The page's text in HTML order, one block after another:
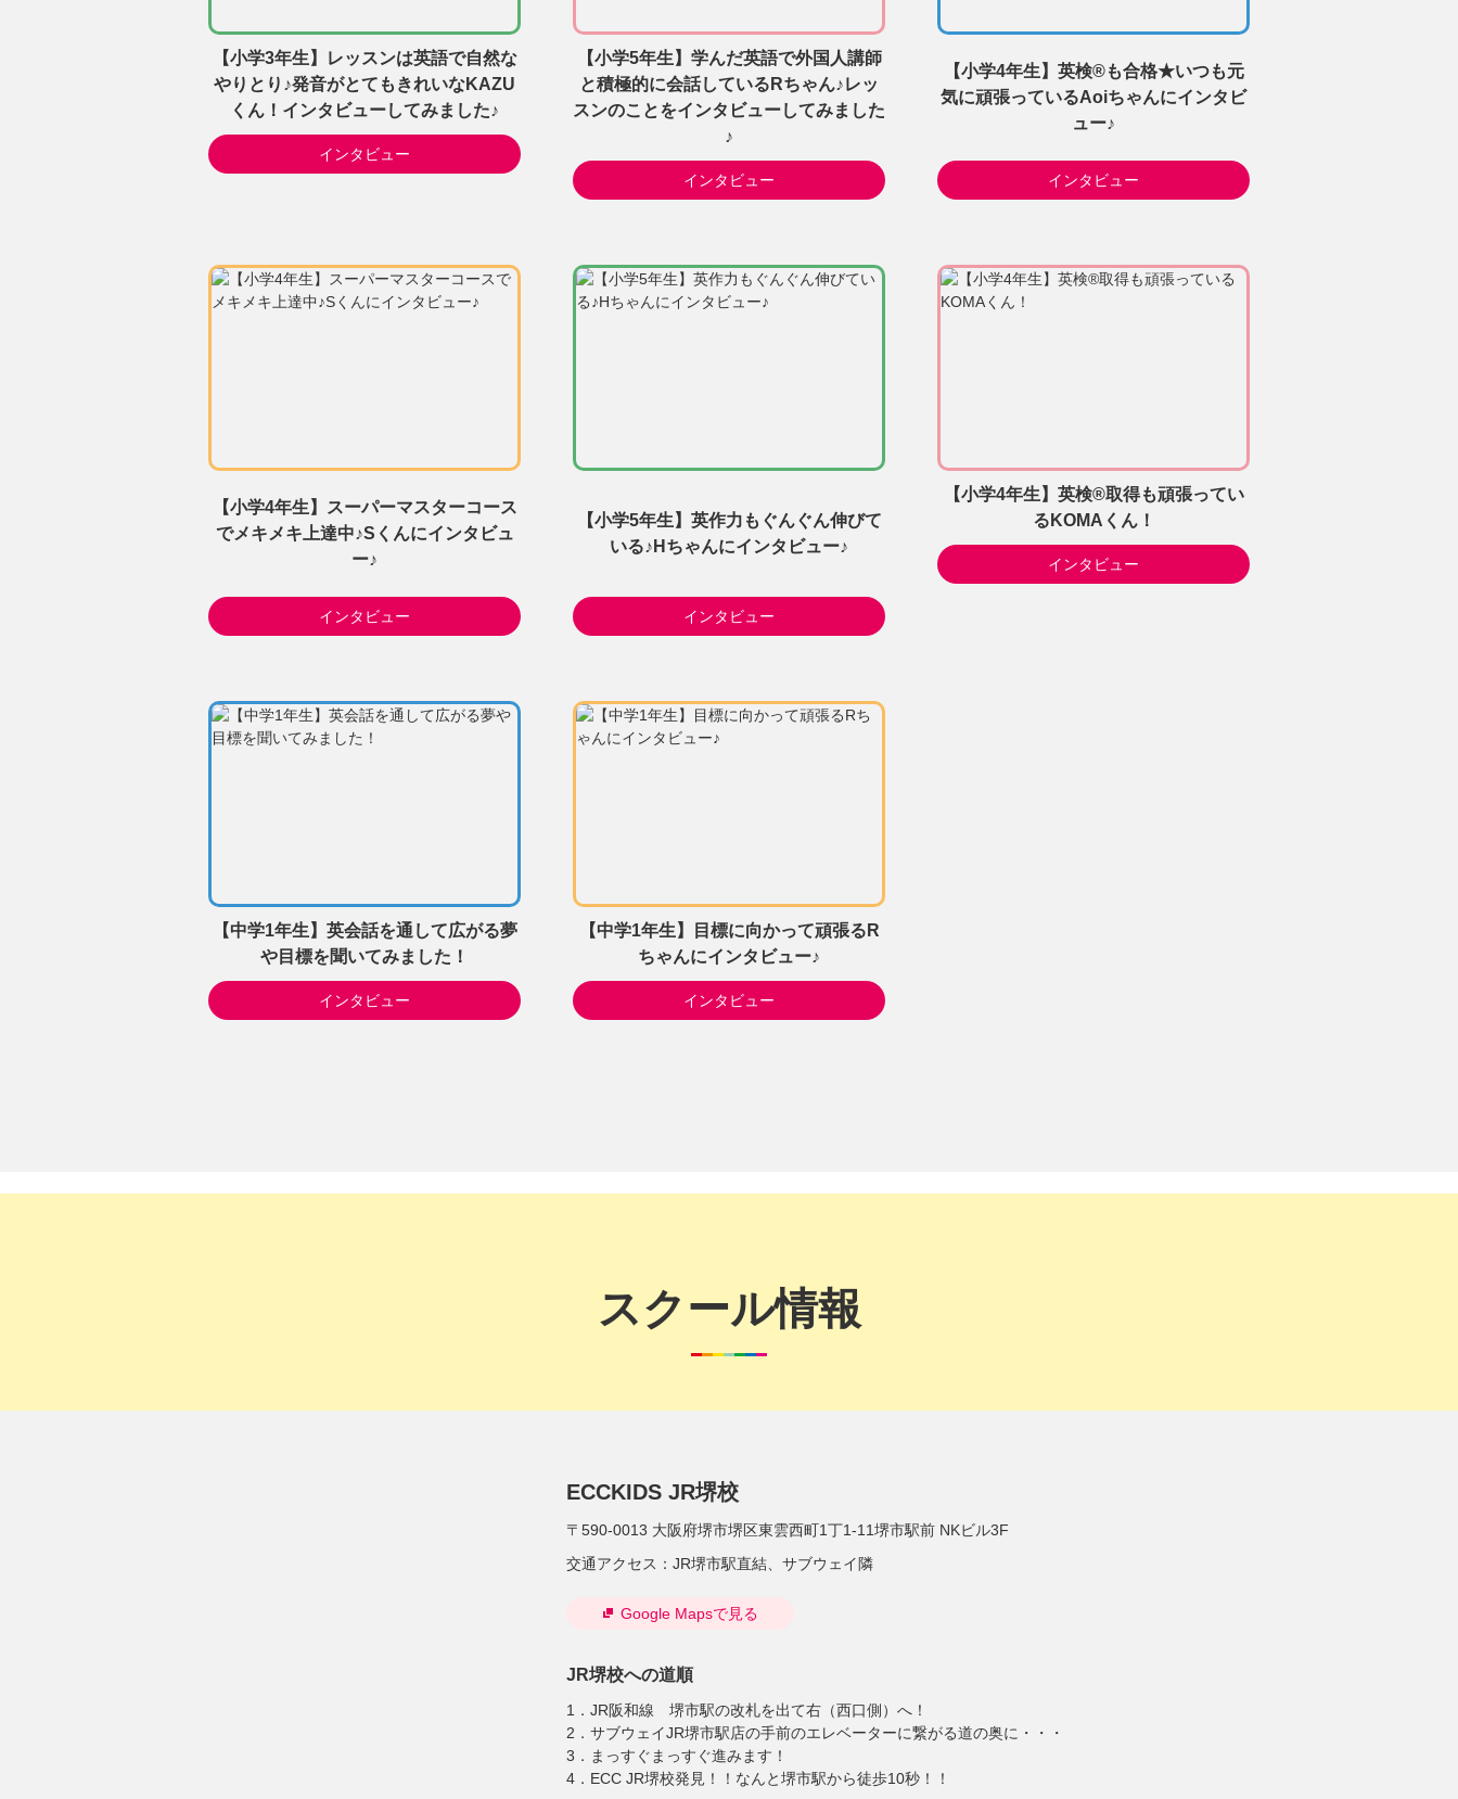
【小学3年生】レッスンは英語で自然な
やりとり♪発音がとてもきれいなKAZU
くん！インタビューしてみました♪
インタビュー
【小学5年生】学んだ英語で外国人講師
と積極的に会話しているRちゃん♪レッ
スンのことをインタビューしてみました
♪
インタビュー
【小学4年生】英検®も合格★いつも元
気に頑張っているAoiちゃんにインタビ
ュー♪
インタビュー
【小学4年生】スーパーマスターコース
でメキメキ上達中♪Sくんにインタビュ
ー♪
インタビュー
【小学5年生】英作力もぐんぐん伸びて
いる♪Hちゃんにインタビュー♪
インタビュー
【小学4年生】英検®取得も頑張ってい
るKOMAくん！
インタビュー
【中学1年生】英会話を通して広がる夢
や目標を聞いてみました！
インタビュー
【中学1年生】目標に向かって頑張るR
ちゃんにインタビュー♪
インタビュー
スクール情報
ECCKIDS JR堺校
〒590-0013 大阪府堺市堺区東雲西町1丁1-11堺市駅前 NKビル3F
交通アクセス： JR堺市駅直結、サブウェイ隣
Google Mapsで見る
JR堺校への道順
1．JR阪和線 堺市駅の改札を出て右（西口側）へ！
2．サブウェイJR堺市駅店の手前のエレベーターに繋がる道の奥に・・・
3．まっすぐまっすぐ進みます！
4．ECC JR堺校発見！！なんと堺市駅から徒歩10秒！！